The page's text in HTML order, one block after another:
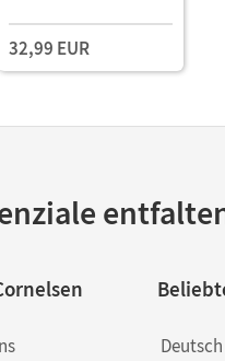
32,99 EUR
Deutsch